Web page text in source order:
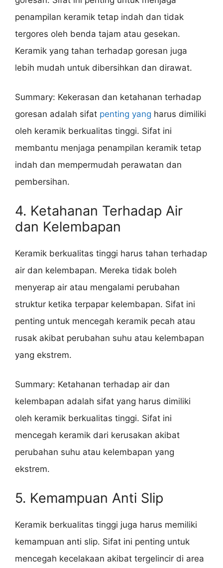
penampilan keramik tetap indah dan tidak
tergores oleh benda tajam atau gesekan.
Keramik yang tahan terhadap goresan juga
lebih mudah untuk dibersihkan dan dirawat.
Summary: Kekerasan dan ketahanan terhadap
goresan adalah sifat penting yang harus dimiliki
oleh keramik berkualitas tinggi. Sifat ini
membantu menjaga penampilan keramik tetap
indah dan mempermudah perawatan dan
pembersihan.
4. Ketahanan Terhadap Air
dan Kelembapan
Keramik berkualitas tinggi harus tahan terhadap
air dan kelembapan. Mereka tidak boleh
menyerap air atau mengalami perubahan
struktur ketika terpapar kelembapan. Sifat ini
penting untuk mencegah keramik pecah atau
rusak akibat perubahan suhu atau kelembapan
yang ekstrem.
Summary: Ketahanan terhadap air dan
kelembapan adalah sifat yang harus dimiliki
oleh keramik berkualitas tinggi. Sifat ini
mencegah keramik dari kerusakan akibat
perubahan suhu atau kelembapan yang
ekstrem.
5. Kemampuan Anti Slip
Keramik berkualitas tinggi juga harus memiliki
kemampuan anti slip. Sifat ini penting untuk
mencegah kecelakaan akibat tergelincir di area